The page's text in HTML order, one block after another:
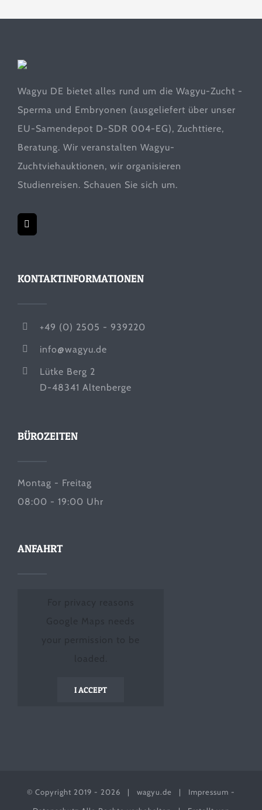
Wagyu DE bietet alles rund um die Wagyu-Zucht -
Sperma und Embryonen (ausgeliefert über unser
EU-Samendepot D-SDR 004-EG), Zuchttiere,
Beratung. Wir veranstalten Wagyu-
Zuchtviehauktionen, wir organisieren
Studienreisen. Schauen Sie sich um.
KONTAKTINFORMATIONEN
+49 (0) 2505 - 939220
info@wagyu.de
Lütke Berg 2
D-48341 Altenberge
BÜROZEITEN
Montag - Freitag
08:00 - 19:00 Uhr
ANFAHRT
I ACCEPT
© Copyright 2019 - 2026 | wagyu.de | Impressum -